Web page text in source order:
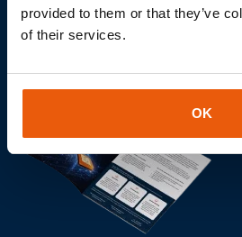
provided to them or that they’ve
of their services.
OK